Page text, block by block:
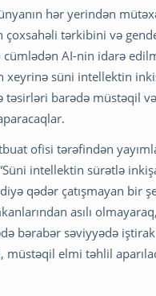
hər yerindən
tərkibini və
cümlədən AI-nin idarə
süni intellektin
təsirləri barədə müstəqil
ofisi tərəfindən
intellektin sürətlə
qədər çatışmayan bir
asılı
bərabər səviyyədə
müstəqil elmi təhlil